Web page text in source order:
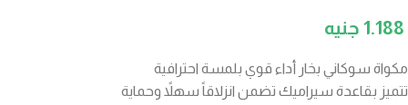
1.188
مكواة سوكاني بخار أداء قوي بلمسة احترافية
تتميز بقاعدة سيراميك تضمن انزلاقاً سهلاً وحماية